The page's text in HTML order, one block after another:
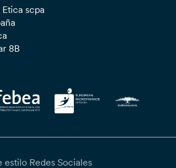
scpa
8B
estilo Redes Sociales